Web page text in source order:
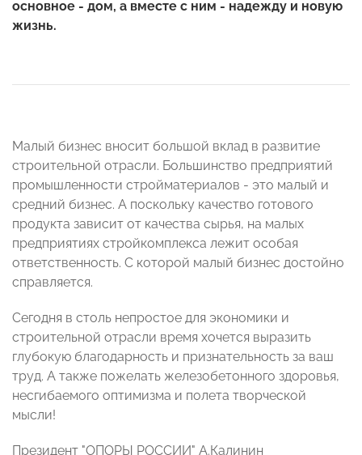
основное - дом, а вместе с ним - надежду и новую
жизнь.
Малый бизнес вносит большой вклад в развитие
строительной отрасли. Большинство предприятий
промышленности стройматериалов - это малый и
средний бизнес. А поскольку качество готового
продукта зависит от качества сырья, на малых
предприятиях стройкомплекса лежит особая
ответственность. С которой малый бизнес достойно
справляется.
Сегодня в столь непростое для экономики и
строительной отрасли время хочется выразить
глубокую благодарность и признательность за ваш
труд. А также пожелать железобетонного здоровья,
несгибаемого оптимизма и полета творческой
мысли!
Президент "ОПОРЫ РОССИИ" А.Калинин